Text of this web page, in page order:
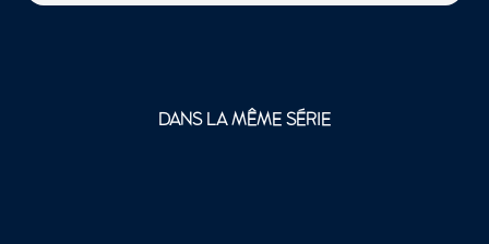
DANS LA MÊME SÉRIE